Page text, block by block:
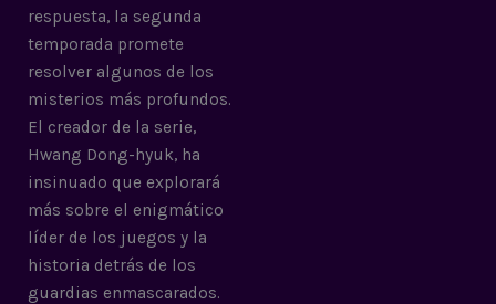
respuesta, la segunda
temporada promete
resolver algunos de los
misterios más profundos.
El creador de la serie,
Hwang Dong-hyuk, ha
insinuado que explorará
más sobre el enigmático
líder de los juegos y la
historia detrás de los
guardias enmascarados.